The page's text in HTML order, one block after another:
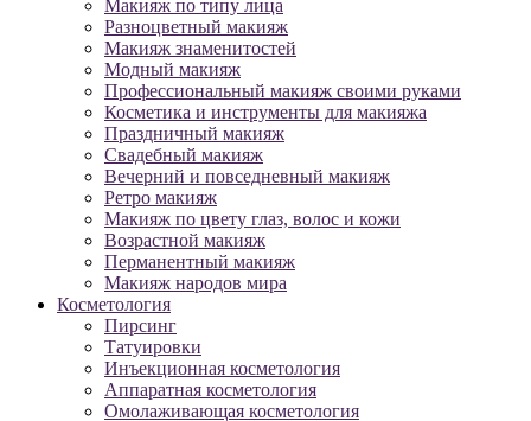
Макияж по типу лица
Разноцветный макияж
Макияж знаменитостей
Модный макияж
Профессиональный макияж своими руками
Косметика и инструменты для макияжа
Праздничный макияж
Свадебный макияж
Вечерний и повседневный макияж
Ретро макияж
Макияж по цвету глаз, волос и кожи
Возрастной макияж
Перманентный макияж
Макияж народов мира
Косметология
Пирсинг
Татуировки
Инъекционная косметология
Аппаратная косметология
Омолаживающая косметология